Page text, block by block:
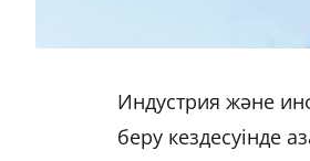
Индустрия және
беру кездесуінде